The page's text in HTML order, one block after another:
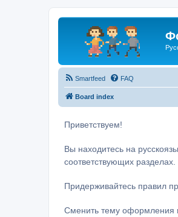
Smartfeed FAQ
Board index
Приветствуем!
Вы находитесь на
соответствующих разделах.
Придерживайтесь правил
Сменить тему оформления